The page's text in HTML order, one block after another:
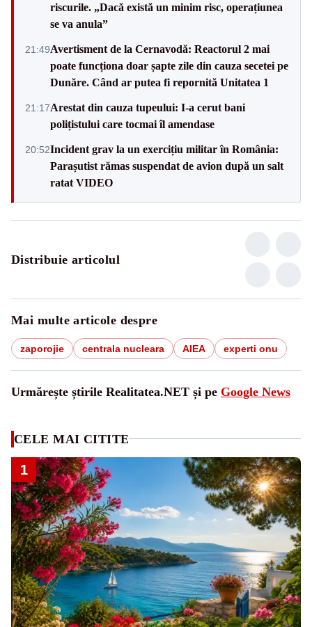
riscurile. „Dacă există un minim risc, operațiunea
se va anula”
21:49Avertisment de la Cernavodă: Reactorul 2 mai
poate funcționa doar șapte zile din cauza secetei pe
Dunăre. Când ar putea fi repornită Unitatea 1
21:17Arestat din cauza tupeului: I-a cerut bani
polițistului care tocmai îl amendase
20:52Incident grav la un exercițiu militar în România:
Parașutist rămas suspendat de avion după un salt
ratat VIDEO
Distribuie articolul
Mai multe articole despre
zaporojie centrala nucleara AIEA experti onu
Urmărește știrile Realitatea.NET și pe Google News
CELE MAI CITITE
1